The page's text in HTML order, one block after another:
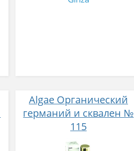
Algae Органический
германий и сквален №
115